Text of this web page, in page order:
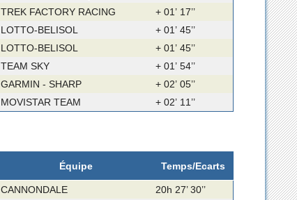
TREK FACTORY RACING
+ 01’ 17’’
LOTTO-BELISOL
+ 01’ 45’’
LOTTO-BELISOL
+ 01’ 45’’
TEAM SKY
+ 01’ 54’’
GARMIN - SHARP
+ 02’ 05’’
MOVISTAR TEAM + 02’ 11’’
Équipe Temps/Ecarts
CANNONDALE
20h 27’ 30’’